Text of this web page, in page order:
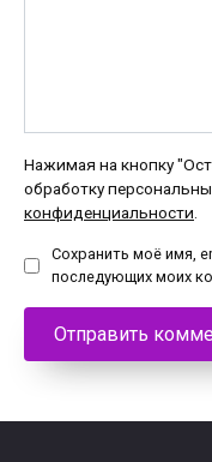
Нажимая на кнопку
обработку
конфиденциальности.
Сохранить моё имя,
последующих моих